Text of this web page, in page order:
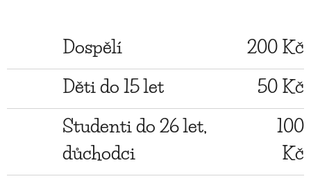
Dospělí
200 Kč
Děti do 15 let
50 Kč
Studenti do 26 let,
důchodci
100
Kč